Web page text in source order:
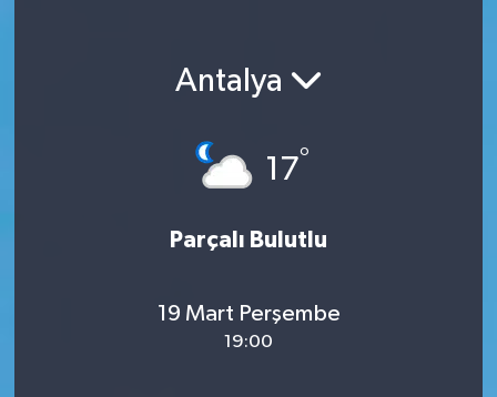
Antalya
17°
Parçalı Bulutlu
19 Mart Perşembe
19:00